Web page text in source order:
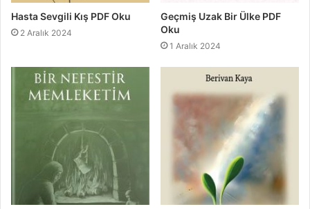
Hasta Sevgili Kış PDF Oku
2 Aralık 2024
Geçmiş Uzak Bir Ülke PDF
Oku
1 Aralık 2024